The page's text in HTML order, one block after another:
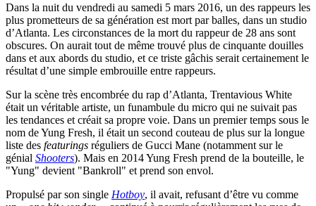
Dans la nuit du vendredi au samedi 5 mars 2016, un des rappeurs les
plus prometteurs de sa génération est mort par balles, dans un studio
d’Atlanta. Les circonstances de la mort du rappeur de 28 ans sont
obscures. On aurait tout de même trouvé plus de cinquante douilles
dans et aux abords du studio, et ce triste gâchis serait certainement le
résultat d’une simple embrouille entre rappeurs.
Sur la scène très encombrée du rap d’Atlanta, Trentavious White
était un véritable artiste, un funambule du micro qui ne suivait pas
les tendances et créait sa propre voie. Dans un premier temps sous le
nom de Yung Fresh, il était un second couteau de plus sur la longue
liste des featurings réguliers de Gucci Mane (notamment sur le
génial Shooters). Mais en 2014 Yung Fresh prend de la bouteille, le
"Yung" devient "Bankroll" et prend son envol.
Propulsé par son single Hotboy, il avait, refusant d’être vu comme